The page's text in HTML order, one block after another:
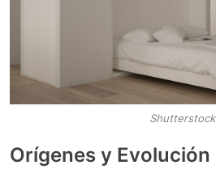
Shutterstock
Orígenes y Evolución